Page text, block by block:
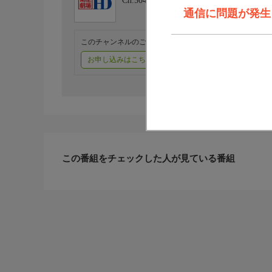
通信に問題が発
このチャンネルのご視聴には、オプションチャンネル(有
お申し込みはこちら
この番組をチェックした人が見ている番組